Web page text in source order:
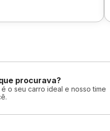
procurava?
o seu carro ideal e nosso time